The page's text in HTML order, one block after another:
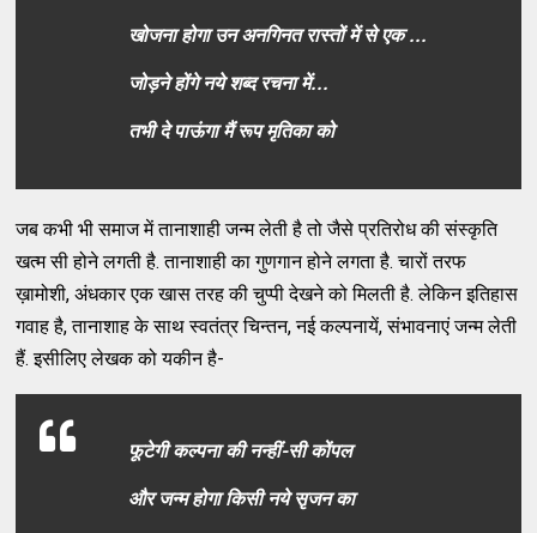
खोजना होगा उन अनगिनत रास्तों में से एक ...
जोड़ने होंगे नये शब्द रचना में...
तभी दे पाऊंगा मैं रूप मृतिका को
जब कभी भी समाज में तानाशाही जन्म लेती है तो जैसे प्रतिरोध की संस्कृति
खत्म सी होने लगती है. तानाशाही का गुणगान होने लगता है. चारों तरफ
ख़ामोशी, अंधकार एक खास तरह की चुप्पी देखने को मिलती है. लेकिन इतिहास
गवाह है, तानाशाह के साथ स्वतंत्र चिन्तन, नई कल्पनायें, संभावनाएं जन्म लेती
हैं. इसीलिए लेखक को यकीन है-
फूटेगी कल्पना की नन्हीं-सी कोंपल
और जन्म होगा किसी नये सृजन का